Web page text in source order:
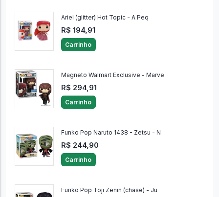
Ariel (glitter) Hot Topic - A Peq
R$ 194,91
Carrinho
Magneto Walmart Exclusive - Marve
R$ 294,91
Carrinho
Funko Pop Naruto 1438 - Zetsu - N
R$ 244,90
Carrinho
Funko Pop Toji Zenin (chase) - Ju